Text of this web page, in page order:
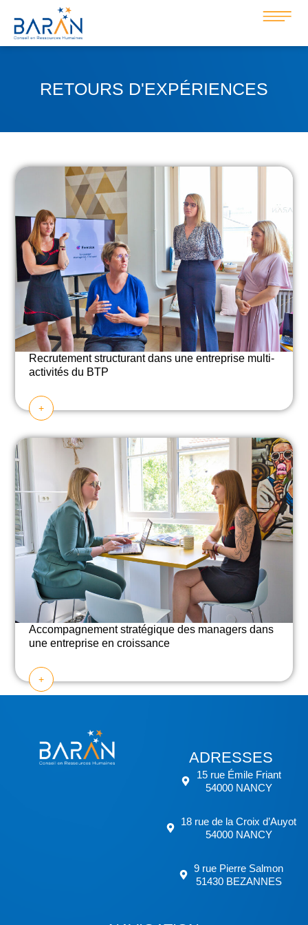
RETOURS D'EXPÉRIENCES
Recrutement structurant dans une entreprise multi-
activités du BTP
+
Accompagnement stratégique des managers dans
une entreprise encroissance
+
ADRESSES
15 rue Émile Friant
54000 NANCY
18 rue de la Croix d’Auyot
54000 NANCY
9 rue Pierre Salmon
51430 BEZANNES